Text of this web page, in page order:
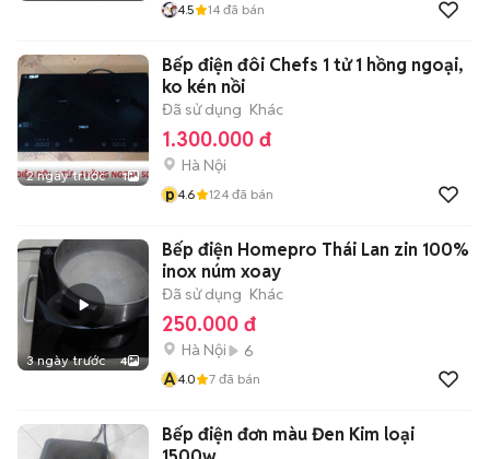
4.5 14 đã bán
2 ngày trước 1
Bếp điện đôi Chefs 1 tử 1 hồng ngoại,
ko kén nồi
Đã sử dụng Khác
1.300.000 đ
Hà Nội
p4.6 124 đã bán
3 ngày trước 4
Bếp điện Homepro Thái Lan zin 100%
inox núm xoay
Đã sử dụng Khác
250.000 đ
Hà Nội
6
A4.0 7 đã bán
Bếp điện đơn màu Đen Kim loại